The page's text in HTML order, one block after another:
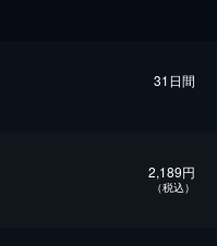
31日間
2,189円
（税込）